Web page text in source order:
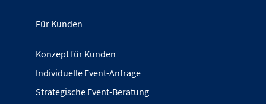
Für Kunden
Konzept für Kunden
Individuelle Event-Anfrage
Strategische Event-Beratung